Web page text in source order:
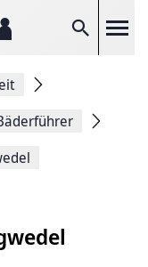
Suche